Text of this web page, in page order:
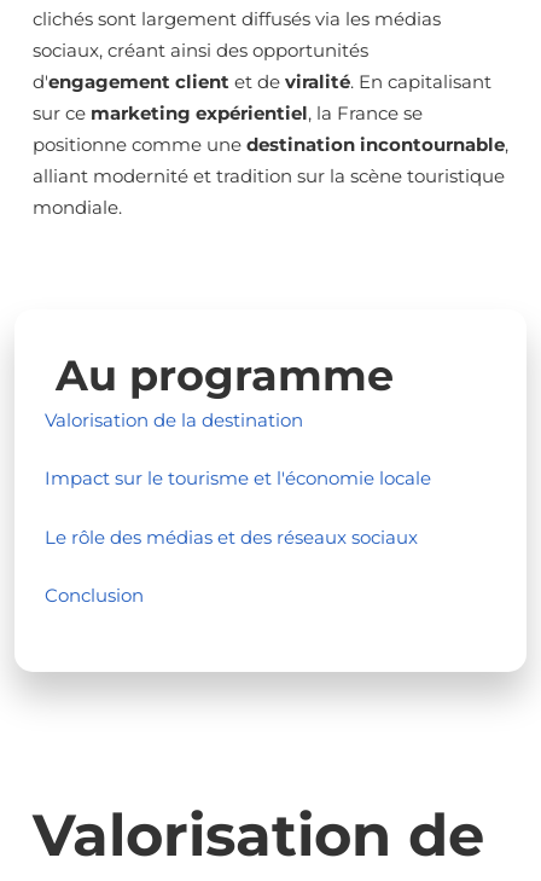
clichés sont largement diffusés via les médias
sociaux, créant ainsi des opportunités
d'engagement client et de viralité. En capitalisant
sur ce marketing expérientiel, la France se
positionne comme une destination incontournable,
alliant modernité et tradition sur la scène touristique
mondiale.
Au programme
Valorisation de la destination
Impact sur le tourisme et l'économie locale
Le rôle des médias et des réseaux sociaux
Conclusion
Valorisation de